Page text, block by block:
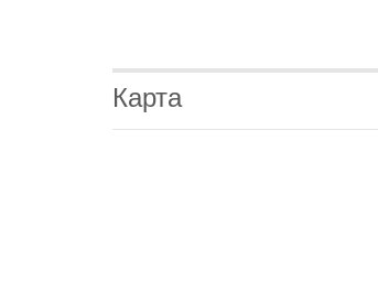
Карта